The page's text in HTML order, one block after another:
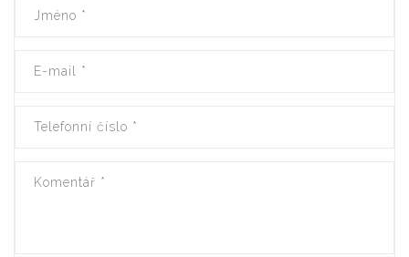
Jméno *
E-mail *
Telefonní číslo *
Komentář *